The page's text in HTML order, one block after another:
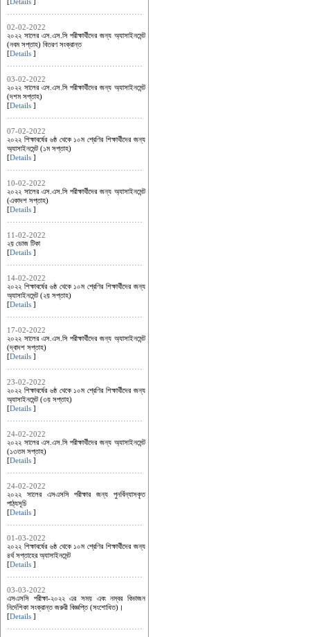
02-02-2022
২০২২ সালের এস.এস.সি পরীক্ষার্থীদের জন্য অ্যাসাইনমেন্ট
(নবম সপ্তাহ) বিতরণ সংক্রান্ত
[Details ]
03-02-2022
২০২২ সালের এস.এস.সি পরীক্ষার্থীদের জন্য অ্যাসাইনমেন্ট
(দশম সপ্তাহ)
[Details ]
07-02-2022
২০২২ শিক্ষাবর্ষের ৬ষ্ঠ থেকে ১০ম শ্রেণির শিক্ষার্থীদের জন্য
অ্যাসাইনমেন্ট (১ম সপ্তাহ)
[Details ]
10-02-2022
২০২২ সালের এস.এস.সি পরীক্ষার্থীদের জন্য অ্যাসাইনমেন্ট
(একাদশ সপ্তাহ)
[Details ]
11-02-2022
২য় ডোজ টিকা
[Details ]
14-02-2022
২০২২ শিক্ষাবর্ষের ৬ষ্ঠ থেকে ১০ম শ্রেণির শিক্ষার্থীদের জন্য
অ্যাসাইনমেন্ট (২য় সপ্তাহ)
[Details ]
17-02-2022
২০২২ সালের এস.এস.সি পরীক্ষার্থীদের জন্য অ্যাসাইনমেন্ট
(দ্বাদশ সপ্তাহ)
[Details ]
23-02-2022
২০২২ শিক্ষাবর্ষের ৬ষ্ঠ থেকে ১০ম শ্রেণির শিক্ষার্থীদের জন্য
অ্যাসাইনমেন্ট (৩য় সপ্তাহ)
[Details ]
24-02-2022
২০২২ সালের এস.এস.সি পরীক্ষার্থীদের জন্য অ্যাসাইনমেন্ট
(১৩তম সপ্তাহ)
[Details ]
24-02-2022
২০২২ সালের এসএসসি পরীক্ষার জন্য পুনর্বিন্যাসকৃত
পাঠ্যসূচি
[Details ]
01-03-2022
২০২২ শিক্ষাবর্ষের ৬ষ্ঠ থেকে ১০ম শ্রেণির শিক্ষার্থীদের জন্য
৪র্থ সপ্তাহের অ্যাসাইনমেন্ট
[Details ]
03-03-2022
এসএসসি পরীক্ষা-২০২২ এর সময় এবং নম্বর বিভাজন
নির্দেশিকা সংক্রান্ত জরুরী বিজ্ঞপ্তি (সংশোধিত)।
[Details ]